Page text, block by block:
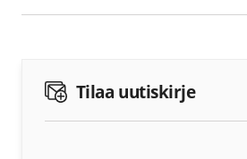
Tilaa uutiskirje